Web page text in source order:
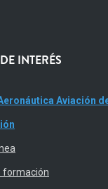
INTERÉS
Aviación
formación